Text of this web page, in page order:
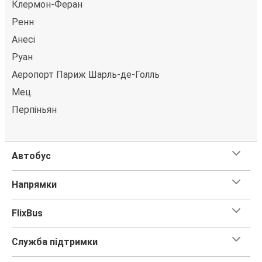
Клермон-Феран
Ренн
Анесі
Руан
Аеропорт Париж Шарль-де-Голль
Мец
Перпіньян
Автобус
Напрямки
FlixBus
Служба підтримки